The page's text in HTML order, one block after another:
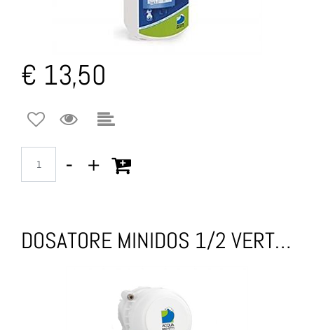
€ 13,50
DOSATORE MINIDOS 1/2 VERTICALE